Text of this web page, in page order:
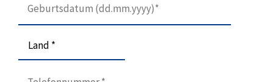
Land *